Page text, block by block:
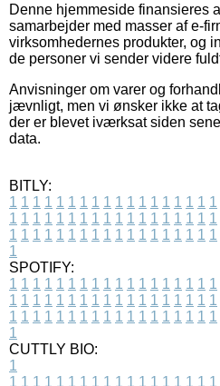
Denne hjemmeside finansieres
samarbejder med masser af e-
virksomhedernes produkter, og
de personer vi sender videre
Anvisninger om varer og
jævnligt, men vi ønsker ikke at
der er blevet iværksat siden
data.
BITLY:
1 1 1 1 1 1 1 1 1 1 1 1 1 1 1 1 1 1
1 1 1 1 1 1 1 1 1 1 1 1 1 1 1 1 1 1
1 1 1 1 1 1 1 1 1 1 1 1 1 1 1 1 1 1
1
SPOTIFY:
1 1 1 1 1 1 1 1 1 1 1 1 1 1 1 1 1 1
1 1 1 1 1 1 1 1 1 1 1 1 1 1 1 1 1 1
1 1 1 1 1 1 1 1 1 1 1 1 1 1 1 1 1 1
1
CUTTLY BIO:
1
1 1 1 1 1 1 1 1 1 1 1 1 1 1 1 1 1 1